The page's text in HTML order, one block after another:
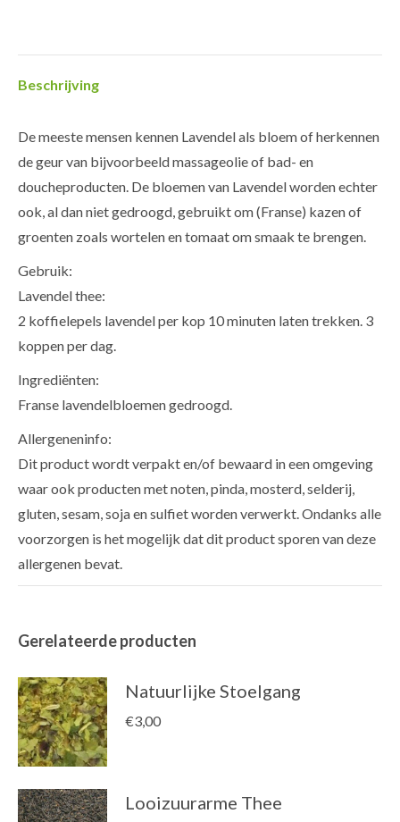
Beschrijving
De meeste mensen kennen Lavendel als bloem of herkennen
de geur van bijvoorbeeld massageolie of bad- en
doucheproducten. De bloemen van Lavendel worden echter
ook, al dan niet gedroogd, gebruikt om (Franse) kazen of
groenten zoals wortelen en tomaat om smaak te brengen.
Gebruik:
Lavendel thee:
2 koffielepels lavendel per kop 10 minuten laten trekken. 3
koppen per dag.
Ingrediënten:
Franse lavendelbloemen gedroogd.
Allergeneninfo:
Dit product wordt verpakt en/of bewaard in een omgeving
waar ook producten met noten, pinda, mosterd, selderij,
gluten, sesam, soja en sulfiet worden verwerkt. Ondanks alle
voorzorgen is het mogelijk dat dit product sporen van deze
allergenen bevat.
Gerelateerde producten
Natuurlijke Stoelgang
€3,00
Looizuurarme Thee